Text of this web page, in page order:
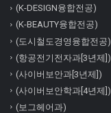
(K-DESIGN융합전공)
(K-BEAUTY융합전공)
(도시철도경영융합전공)
(항공전기전자과[3년제])
(사이버보안과[3년제])
(사이버보안학과[4년제])
(보그헤어과)